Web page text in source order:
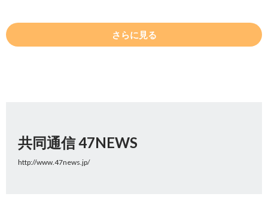
さらに見る
共同通信 47NEWS
http://www.47news.jp/